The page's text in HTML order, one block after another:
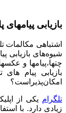
بازیابی
اشتباهی مکالمات
شیوه‌های بازیابی
چتها،پیامها و
بازیابی پیام
امکان‌پذیراست؟
تلگرام یکی از
زیادی دارد. با